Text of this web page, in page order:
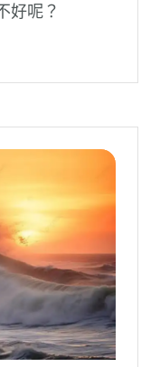
好呢？